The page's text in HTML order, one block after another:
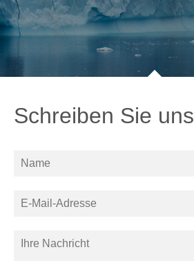
Schreiben Sie uns